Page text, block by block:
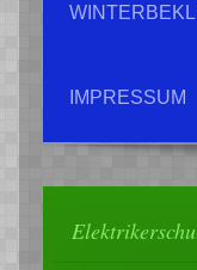
IMPRESSUM